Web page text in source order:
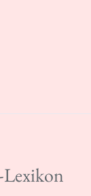
Lexikon